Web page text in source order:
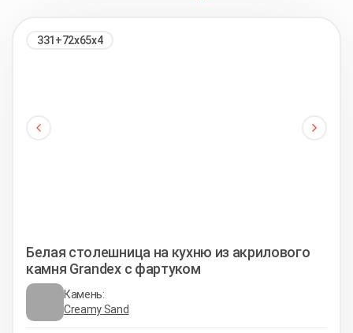
331+72х65х4
Белая столешница на кухню из акрилового
камня Grandex с фартуком
Камень:
Creamy Sand